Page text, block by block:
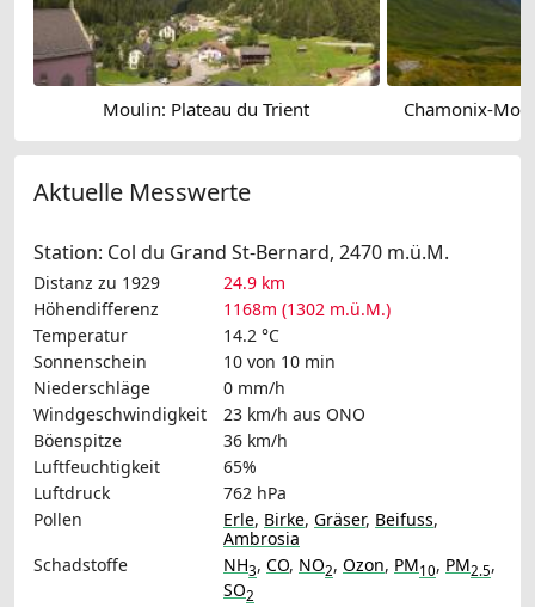
Moulin: Plateau du Trient Chamonix-
Aktuelle Messwerte
Station: Col du Grand St-Bernard, 2470 m.ü.M.
Distanz zu 1929
24.9 km
Höhendifferenz
1168m (1302 m.ü.M.)
Temperatur
14.2 °C
Sonnenschein
10 von 10 min
Niederschläge
0 mm/h
Windgeschwindigkeit
23 km/h aus ONO
Böenspitze
36 km/h
Luftfeuchtigkeit
65%
Luftdruck
762 hPa
Pollen
Erle, Birke, Gräser, Beifuss,
Ambrosia
Schadstoffe
NH3, CO, NO2, Ozon, PM10, PM2.5,
SO2